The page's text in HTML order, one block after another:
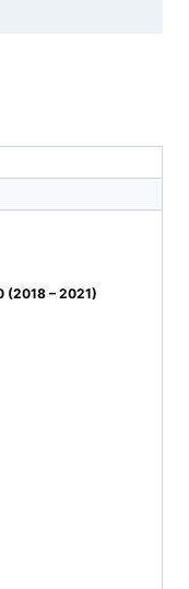
(2018 – 2021)